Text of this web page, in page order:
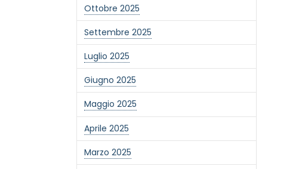
Ottobre 2025
Settembre 2025
Luglio 2025
Giugno 2025
Maggio 2025
Aprile 2025
Marzo 2025